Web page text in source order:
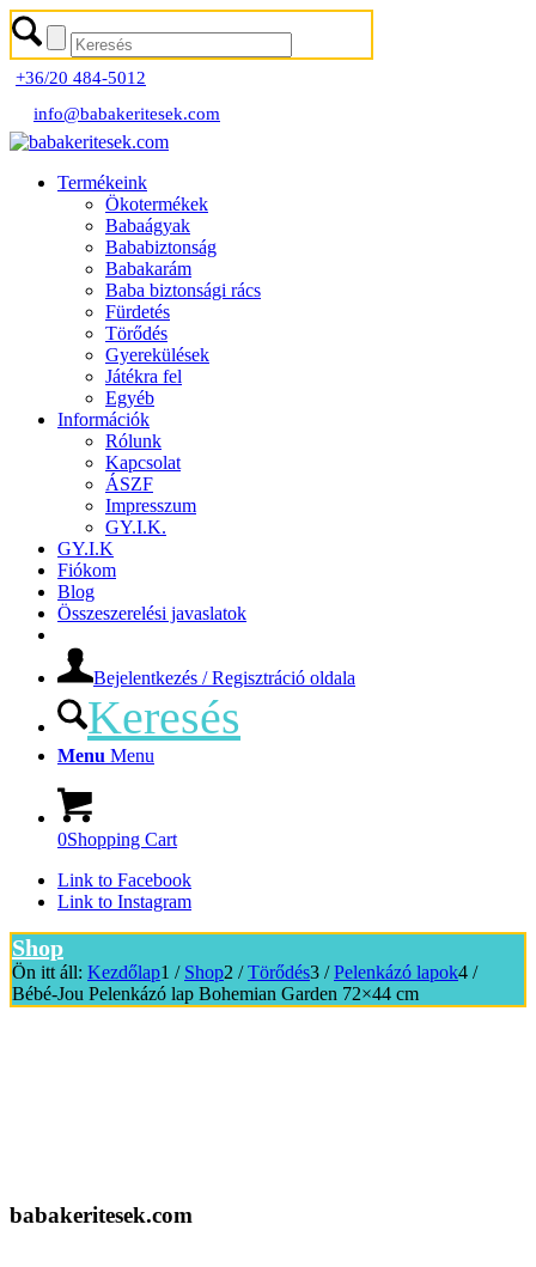
+36/20 484-5012
info@babakeritesek.com
Termékeink
Ökotermékek
Babaágyak
Bababiztonság
Babakarám
Baba biztonsági rács
Fürdetés
Törődés
Gyerekülések
Játékra fel
Egyéb
Információk
Rólunk
Kapcsolat
ÁSZF
Impresszum
GY.I.K.
GY.I.K
Fiókom
Blog
Összeszerelési javaslatok
Bejelentkezés / Regisztráció oldala
Keresés
Menu Menu
0Shopping Cart
Link to Facebook
Link to Instagram
Shop
Ön itt áll: Kezdőlap1 / Shop2 / Törődés3 / Pelenkázó lapok4 /
Bébé-Jou Pelenkázó lap Bohemian Garden 72×44 cm
babakeritesek.com